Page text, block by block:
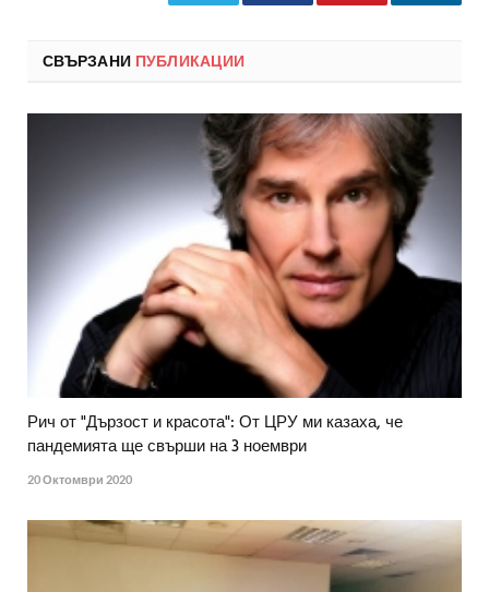
СВЪРЗАНИ ПУБЛИКАЦИИ
Рич от "Дързост и красота": От ЦРУ ми казаха, че
пандемията ще свърши на 3 ноември
20 Октомври 2020